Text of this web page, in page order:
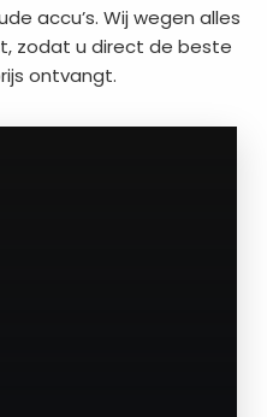
accu’s. Wij wegen alles
zodat u direct de beste
ontvangt.